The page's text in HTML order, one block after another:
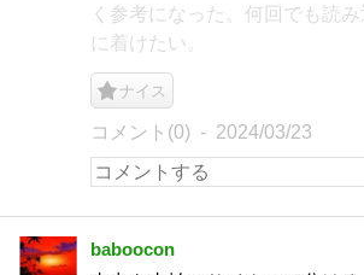
く参考になった。何回でも読
に着けたい。
ナイス
コメント(0) 2024/03/23
baboocon